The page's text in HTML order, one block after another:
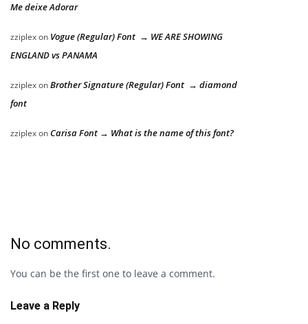
Me deixe Adorar
zziplexon Vogue (Regular) Font → WE ARE SHOWING
ENGLAND vs PANAMA
zziplexonBrother Signature (Regular) Font → diamond
font
zziplexon Carisa Font → What is the name of this font?
No comments.
You can be the first one to leave a comment.
Leave a Reply